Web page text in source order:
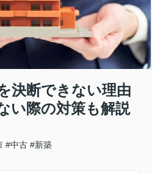
決断できない理由
い際の対策も解説
#中古 #新築